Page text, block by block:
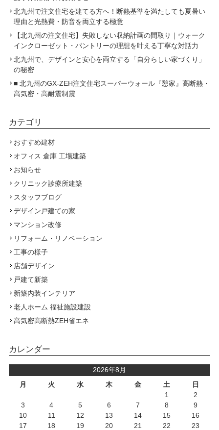
北九州で注文住宅を建てる方へ！断熱基準を満たしても夏暑い
理由と光熱費・防音を両立する極意
【北九州の注文住宅】失敗しない収納計画の間取り｜ウォーク
インクローゼット・パントリーの理想を叶える丁寧な対話力
北九州で、デザインと安心を両立する「自分らしい家づくり」
の秘密
■ 北九州のGX-ZEH注文住宅スーパーウォール『憩家』高断熱・
高気密・高耐震制震
カテゴリ
おすすめ建材
オフィス 倉庫 工場建築
お知らせ
クリニック診療所建築
スタッフブログ
デザイン戸建ての家
マンション改修
リフォーム・リノベーション
工事の様子
店舗デザイン
戸建て新築
新築内装インテリア
老人ホーム 福祉施設建設
高気密高断熱ZEH省エネ
カレンダー
2026年8月
月
火 水 木 金 土 日
1
2
3
4 5 6 7 8
9
10
11 12 13 14 15
16
17
18 19 20 21 22
23